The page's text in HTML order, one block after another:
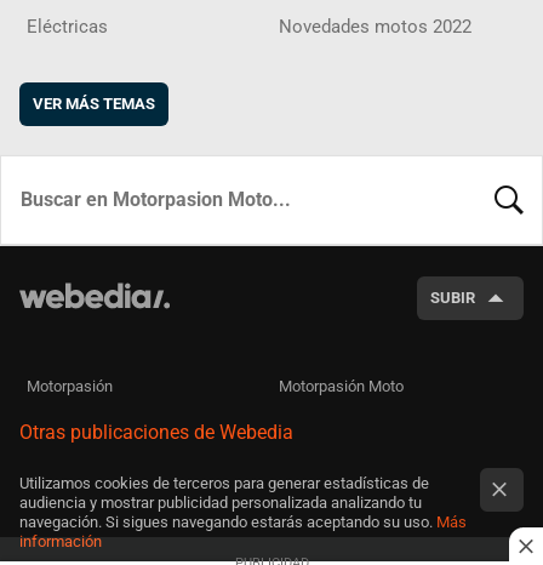
Eléctricas Novedades motos 2022
VER MÁS TEMAS
SUBIR
Motorpasión Motorpasión Moto
Otras publicaciones de Webedia
Utilizamos cookies de terceros para generar estadísticas de
audiencia y mostrar publicidad personalizada analizando tu
navegación. Si sigues navegando estarás aceptando su uso. Más
información